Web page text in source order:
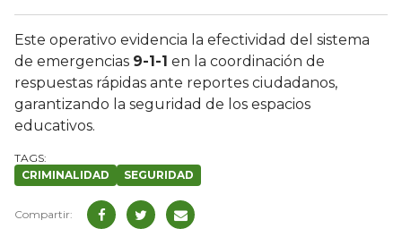
Este operativo evidencia la efectividad del sistema
de emergencias 9-1-1 en la coordinación de
respuestas rápidas ante reportes ciudadanos,
garantizando la seguridad de los espacios
educativos.
CRIMINALIDAD SEGURIDAD